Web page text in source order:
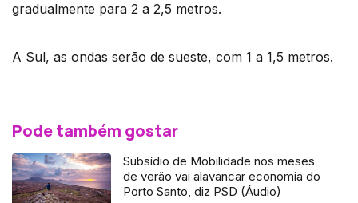
gradualmente para 2 a 2,5 metros.
A Sul, as ondas serão de sueste, com 1 a 1,5 metros.
Pode também gostar
Subsídio de Mobilidade nos meses
de verão vai alavancar economia do
Porto Santo, diz PSD (Áudio)